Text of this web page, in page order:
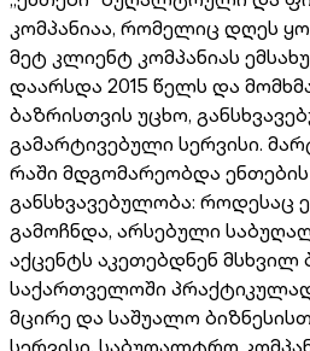
კომპანიაა, რომელიც დღეს
მეტ კლიენტ კომპანიას
დაარსდა 2015 წელს და
ბაზრისთვის უცხო,
გამარტივებული სერვისი.
რაში მდგომარეობდა ენთების
განსხვავებულობა: როდესაც
გამოჩნდა, არსებული
აქცენტს აკეთებდნენ მსხვილ
საქართველოში
მცირე და საშუალო